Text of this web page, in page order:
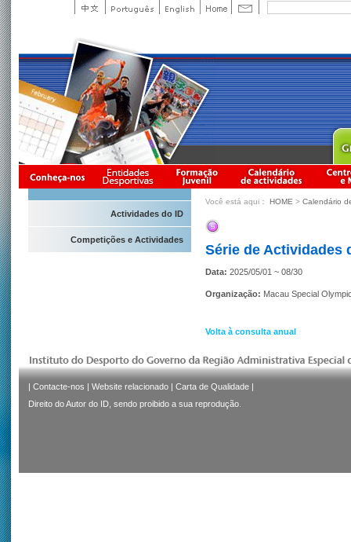
Actividades do ID
Competições e Actividades
Você está aqui： HOME > Calendário
Série de Actividades
Data: 2025/05/01 ~ 08/30
Organização: Macau Special
Volta à consulta anual
| Contacte-nos | Website relacionado | Carta de Qualidade |
Direito do Autor do ID, sendo proibido a sua reprodução.